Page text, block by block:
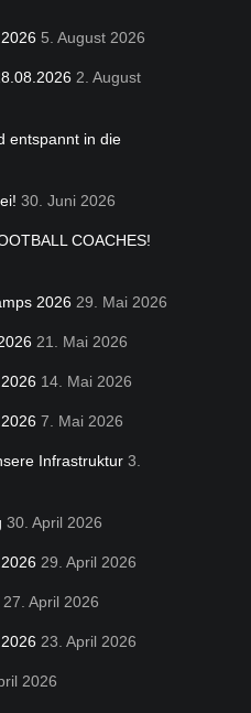
5. August 2026
2. August
entspannt in die
30. Juni 2026
COACHES!
2026 29. Mai 2026
21. Mai 2026
14. Mai 2026
7. Mai 2026
Infrastruktur 3.
30. April 2026
29. April 2026
27. April 2026
23. April 2026
2026